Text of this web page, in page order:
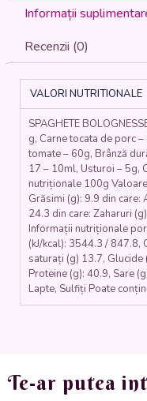
(spaghette,
vită,
roșii,
usturoi,
ceapă,
roșu,
dafin,
oregano,
busuioc)
gr.
Informații
Recenzii (0)
VALORI NUTRITIONALE
SPAGHETE
g, Carne tocata de porc
tomate – 60g, Brânză
17 – 10ml, Usturoi – 5g,
nutriționale 100g
Grăsimi (g): 9.9 din care:
24.3 din care: Zaharuri
Informații nutriționale
(kJ/kcal): 3544.3 / 847.8,
saturați (g) 13.7, Glucide
Proteine (g): 40.9, Sare
Lapte, Sulfiți Poate
Te-ar putea